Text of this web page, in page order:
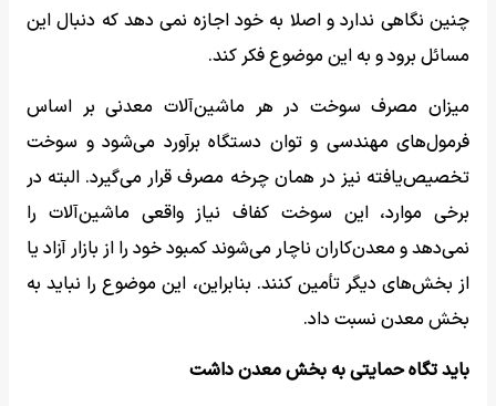
چنین نگاهی ندارد و اصلا به خود اجازه نمی دهد که دنبال این
مسائل برود و به این موضوع فکر کند.
میزان مصرف سوخت در هر ماشین‌آلات معدنی بر اساس
فرمول‌های مهندسی و توان دستگاه برآورد می‌شود و سوخت
تخصیص‌یافته نیز در همان چرخه مصرف قرار می‌گیرد. البته در
برخی موارد، این سوخت کفاف نیاز واقعی ماشین‌آلات را
نمی‌دهد و معدن‌کاران ناچار می‌شوند کمبود خود را از بازار آزاد یا
از بخش‌های دیگر تأمین کنند. بنابراین، این موضوع را نباید به
بخش معدن نسبت داد.
باید تگاه حمایتی به بخش معدن داشت